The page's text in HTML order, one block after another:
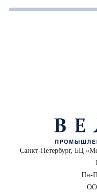
Санкт-Петербург, БЦ
Пн-